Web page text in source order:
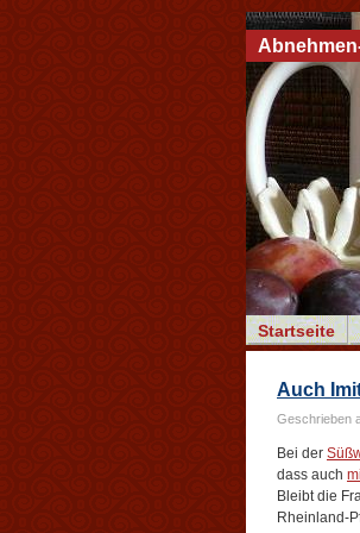
Startseite
Auch
Geschrieben
Bei der
dass auch
Bleibt die
Rheinland-